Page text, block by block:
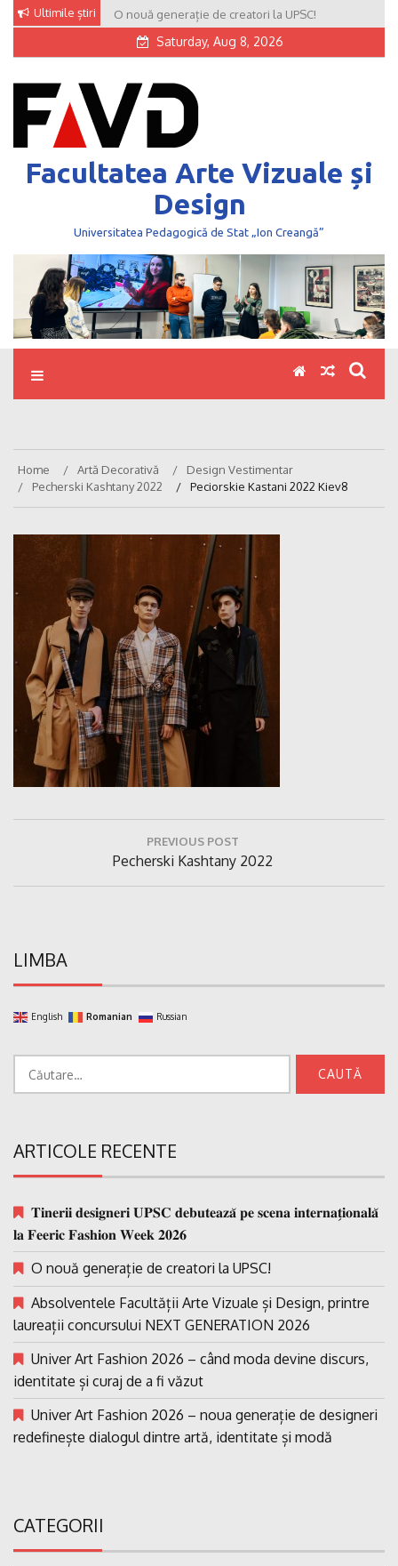
Skip
content
Ultimile știri O nouă generație de creatori la UPSC!
Saturday, Aug 8, 2026
Facultatea Arte Vizuale și
Design
Universitatea Pedagogică de Stat „Ion Creangă”
Home Artă Decorativă
Design Vestimentar
Pecherski Kashtany 2022
Peciorskie Kastani 2022 Kiev8
PREVIOUS POST
Previous
Post:
Pecherski Kashtany 2022
LIMBA
English Romanian Russian
ARTICOLE RECENTE
𝐓𝐢𝐧𝐞𝐫𝐢𝐢 𝐝𝐞𝐬𝐢𝐠𝐧𝐞𝐫𝐢 𝐔𝐏𝐒𝐂 𝐝𝐞𝐛𝐮𝐭𝐞𝐚𝐳𝐚̆ 𝐩𝐞 𝐬𝐜𝐞𝐧𝐚 𝐢𝐧𝐭𝐞𝐫𝐧𝐚𝐭̗𝐢𝐨𝐧𝐚𝐥𝐚̆
𝐥𝐚 𝐅𝐞𝐞𝐫𝐢𝐜 𝐅𝐚𝐬𝐡𝐢𝐨𝐧 𝐖𝐞𝐞𝐤 𝟐𝟎𝟐𝟔
O nouă generație de creatori la UPSC!
Absolventele Facultății Arte Vizuale și Design, printre
laureații concursului NEXT GENERATION 2026
Univer Art Fashion 2026 – când moda devine discurs,
identitate și curaj de a fi văzut
Univer Art Fashion 2026 – noua generație de designeri
redefinește dialogul dintre artă, identitate și modă
CATEGORII